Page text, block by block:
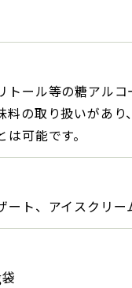
トール等の糖アルコ
料の取り扱いがあり
可能です。
ート、アイスクリー